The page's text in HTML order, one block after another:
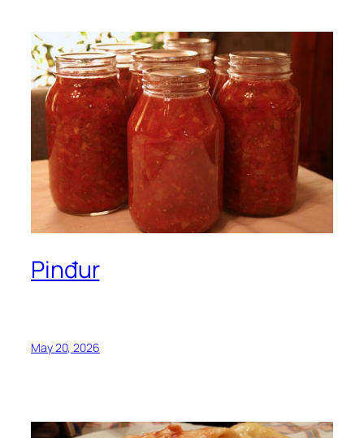
Pinđur
May 20, 2026